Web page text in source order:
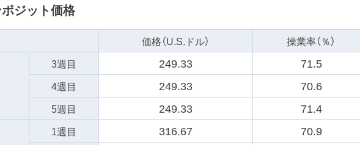
ポジット価格
価格（U.S.ドル） 操業率（％）
3週目 249.33 71.5
4週目 249.33 70.6
5週目 249.33 71.4
1週目 316.67 70.9